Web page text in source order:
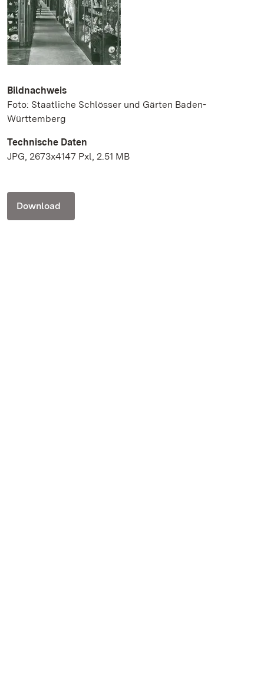
Bildnachweis
Foto: Staatliche Schlösser und Gärten Baden-
Württemberg
Technische Daten
JPG, 2673x4147 Pxl, 2.51 MB
Download